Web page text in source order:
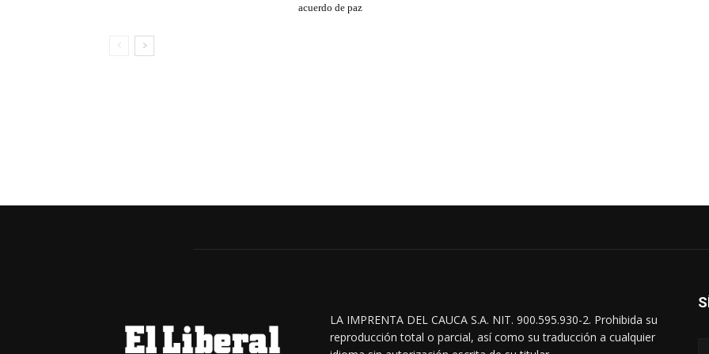
acuerdo de paz
LA IMPRENTA DEL CAUCA S.A. NIT. 900.595.930-2. Prohibida su
reproducción total o parcial, así como su traducción a cualquier